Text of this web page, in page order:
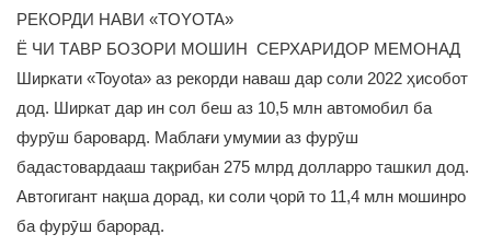
РЕКОРДИ НАВИ «TOYOTA»
Ё ЧИ ТАВР БОЗОРИ МОШИН СЕРХАРИДОР МЕМОНАД
Ширкати «Toyota» аз рекорди наваш дар соли 2022 ҳисобот
дод. Ширкат дар ин сол беш аз 10,5 млн автомобил ба
фурӯш баровард. Маблағи умумии аз фурӯш
бадастовардааш тақрибан 275 млрд долларро ташкил дод.
Автогигант нақша дорад, ки соли ҷорӣ то 11,4 млн мошинро
ба фурӯш барорад.